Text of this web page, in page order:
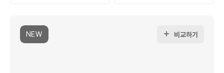
NEW 비교하기